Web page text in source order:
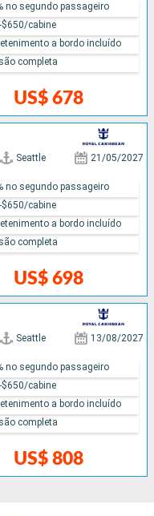
US$ 678
no segundo passageiro
$650/cabine
a bordo incluído
completa
Seattle 21/05/2027
US$ 698
no segundo passageiro
$650/cabine
a bordo incluído
completa
Seattle 13/08/2027
US$ 808
no segundo passageiro
$650/cabine
a bordo incluído
completa